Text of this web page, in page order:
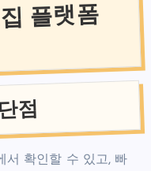
플랫폼
점
서 확인할 수 있고, 빠